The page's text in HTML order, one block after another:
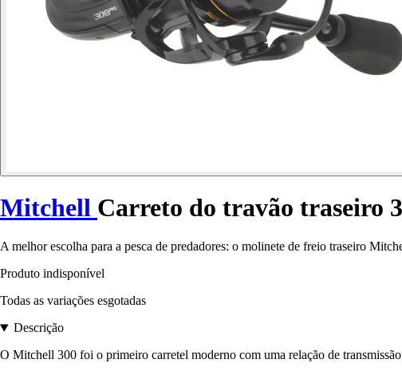
Mitchell Carreto do travão traseiro
A melhor escolha para a pesca de predadores: o molinete de freio traseiro
Produto indisponível
Todas as variações esgotadas
Descrição
O Mitchell 300 foi o primeiro carretel moderno com uma relação de